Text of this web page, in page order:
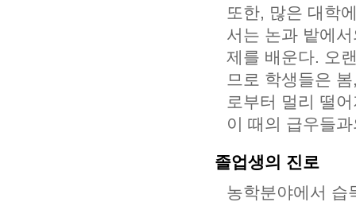
또한, 많은 대학
서는 논과 밭에
제를 배운다. 오
므로 학생들은
로부터 멀리 떨
이 때의 급우들
졸업생의 진로
농학분야에서 습